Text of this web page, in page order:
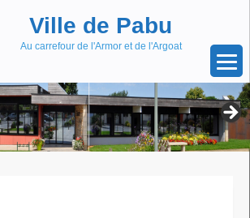
Ville de Pabu
Au carrefour de l'Armor et de l'Argoat